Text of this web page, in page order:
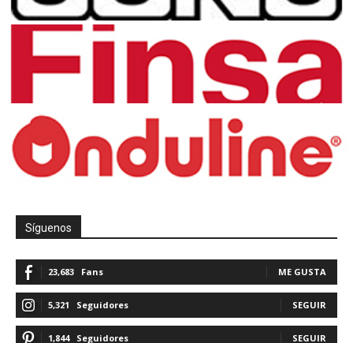
Síguenos
23,683 Fans ME GUSTA
5,321 Seguidores SEGUIR
1,844 Seguidores SEGUIR